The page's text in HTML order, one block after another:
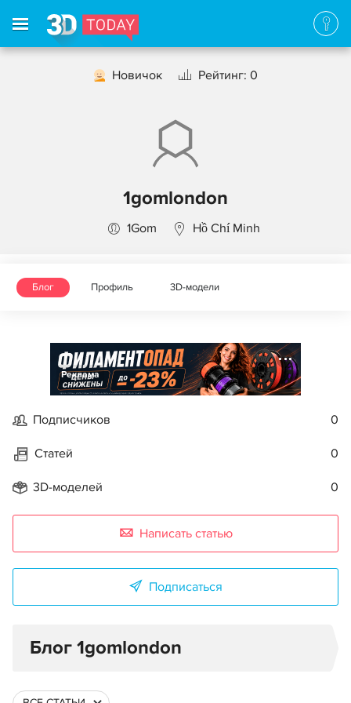
Новичок Рейтинг: 0
1gomlondon
1Gom Hồ Chí Minh
Блог Профиль 3D-модели
Реклама
Подписчиков 0
Статей 0
3D-моделей 0
Написать статью
Подписаться
Блог 1gomlondon